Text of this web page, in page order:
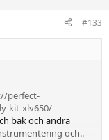
#133
perfect-
kit-xlv650/
bak och andra
och..